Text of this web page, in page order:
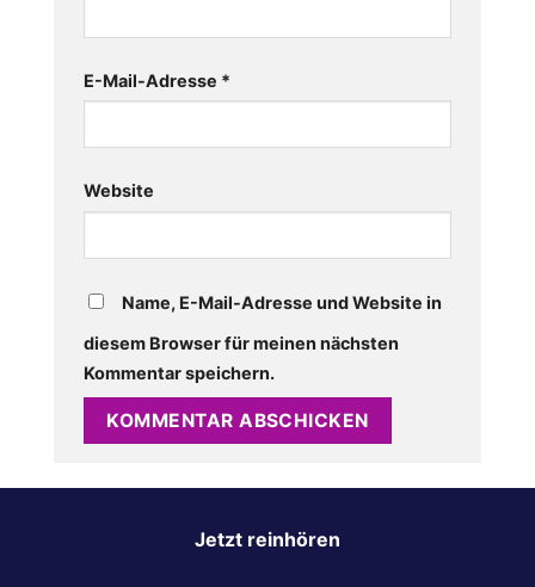
E-Mail-Adresse *
Website
Name, E-Mail-Adresse und Website in
diesem Browser für meinen nächsten
Kommentar speichern.
Jetzt reinhören